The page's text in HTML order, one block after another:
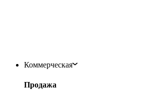
Коммерческая
Продажа